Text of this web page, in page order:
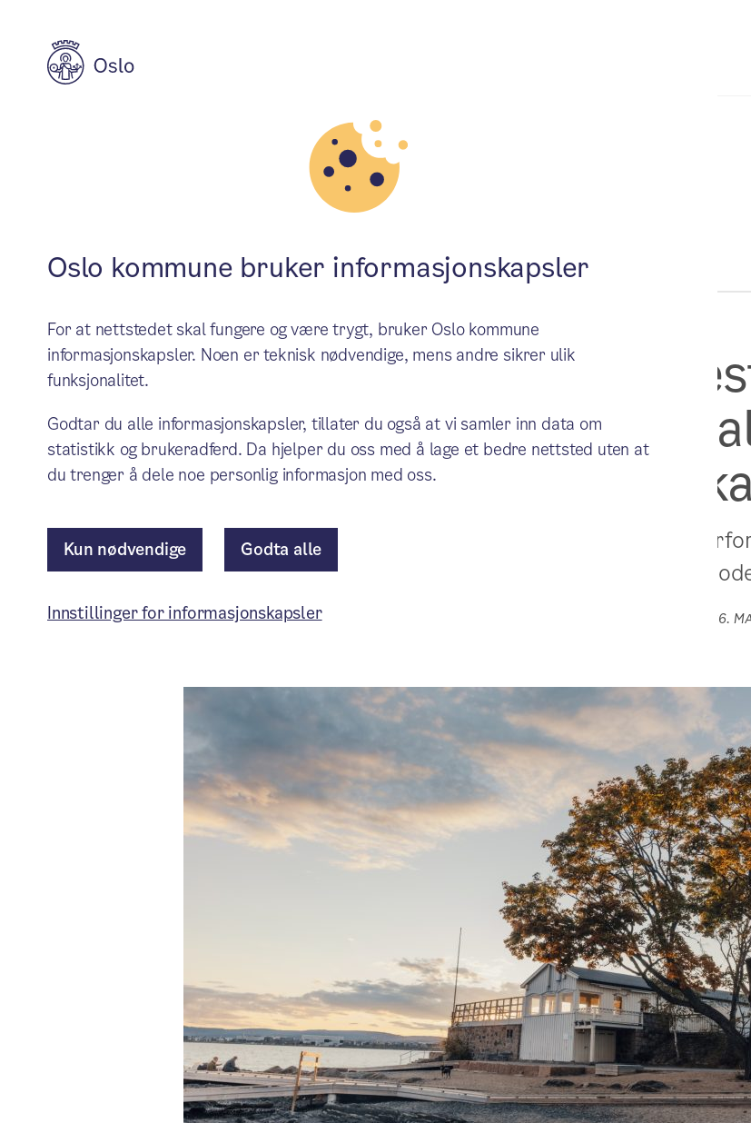
ByplanOslo
Hukodden
Nytt liv i gamle
en mystisk
Se historiske detaljer som er bevart, og
har fått folk til å klø seg i
26.
Oslo kommune bruker informasjonskapsler
For at nettstedet skal fungere og være trygt, bruker Oslo kommune
informasjonskapsler. Noen er teknisk nødvendige, mens andre sikrer ulik
funksjonalitet.
Godtar du alle informasjonskapsler, tillater du også at vi samler inn data om
statistikk og brukeradferd. Da hjelper du oss med å lage et bedre nettsted uten at
du trenger å dele noe personlig informasjon med oss.
Kun nødvendige Godta alle
Innstillinger for informasjonskapsler